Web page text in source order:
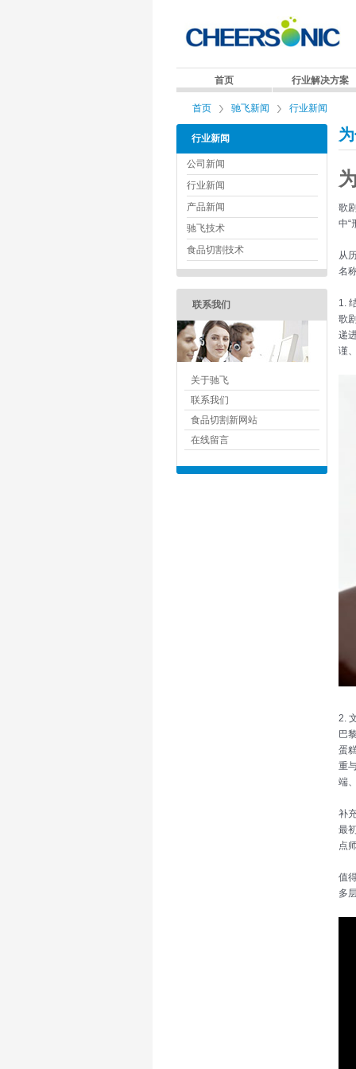
首页 行业解决方案
首页 驰飞新闻 行业新闻
行业新闻
公司新闻
行业新闻
产品新闻
驰飞技术
食品切割技术
联系我们
关于驰飞
联系我们
食品切割新网站
在线留言
歌
中“
从
名
1.
歌
递
谨
2.
巴
蛋
重
端
补
最
点
值
多